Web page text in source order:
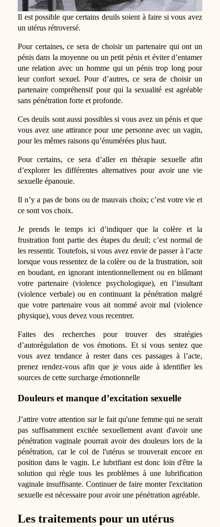
Il est possible que certains deuils soient à faire si vous avez
un utérus rétroversé.
Pour certaines, ce sera de choisir un partenaire qui ont un
pénis dans la moyenne ou un petit pénis et éviter d’entamer
une relation avec un homme qui un pénis trop long pour
leur confort sexuel. Pour d’autres, ce sera de choisir un
partenaire compréhensif pour qui la sexualité est agréable
sans pénétration forte et profonde.
Ces deuils sont aussi possibles si vous avez un pénis et que
vous avez une attirance pour une personne avec un vagin,
pour les mêmes raisons qu’énumérées plus haut.
Pour certains, ce sera d’aller en thérapie sexuelle afin
d’explorer les différentes alternatives pour avoir une vie
sexuelle épanouie.
Il n’y a pas de bons ou de mauvais choix; c’est votre vie et
ce sont vos choix.
Je prends le temps ici d’indiquer que la colère et la
frustration font partie des étapes du deuil; c’est normal de
les ressentir. Toutefois, si vous avez envie de passer à l’acte
lorsque vous ressentez de la colère ou de la frustration, soit
en boudant, en ignorant intentionnellement ou en blâmant
votre partenaire (violence psychologique), en l’insultant
(violence verbale) ou en continuant la pénétration malgré
que votre partenaire vous ait nommé avoir mal (violence
physique), vous devez vous recentrer.
Faites des recherches pour trouver des stratégies
d’autorégulation de vos émotions. Et si vous sentez que
vous avez tendance à rester dans ces passages à l’acte,
prenez rendez-vous afin que je vous aide à identifier les
sources de cette surcharge émotionnelle
Douleurs et manque d’excitation sexuelle
J’attire votre attention sur le fait qu'une femme qui ne serait
pas suffisamment excitée sexuellement avant d'avoir une
pénétration vaginale pourrait avoir des douleurs lors de la
pénétration, car le col de l'utérus se trouverait encore en
position dans le vagin. Le lubrifiant est donc loin d'être la
solution qui règle tous les problèmes à une lubrification
vaginale insuffisante. Continuer de faire monter l'excitation
sexuelle est nécessaire pour avoir une pénétration agréable.
Les traitements pour un utérus